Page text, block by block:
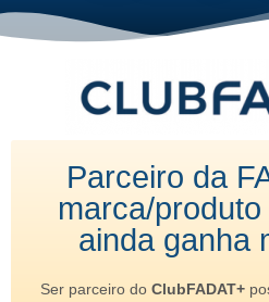
Parceiro da
marca/
ainda ganha
Ser parceiro do ClubFADAT+